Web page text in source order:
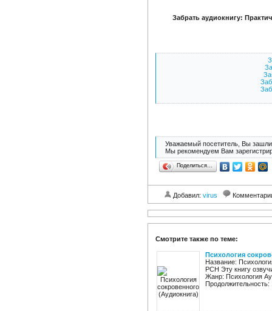
Забрать аудиокнигу:
Уважаемый посетитель, Вы зашли
Мы рекомендуем Вам
Поделиться…
Добавил: virus
Смотрите также по теме:
Психология
Название:
РСН Эту книгу
Жанр: Психология